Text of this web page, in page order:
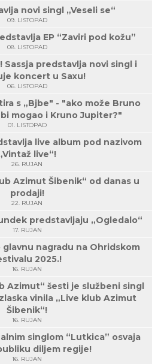
novi singl „Veseli se“
09. LISTOPAD
EP “Zaviri pod kožu”
08. LISTOPAD
Sassja predstavlja novi singl i
koncert u Saxu!
06. LISTOPAD
s „Bjbe" - "ako može Bruno
mogao i Kruno Jupiter?"
01. LISTOPAD
live album pod nazivom
live“!
26. RUJAN
Azimut Šibenik“ od danas u
prodaji!
22. RUJAN
predstavljaju „Ogledalo“
17. RUJAN
nagradu na Ohridskom
2025.!
16. RUJAN
Azimut“ šesti je službeni singl
vinila „Live klub Azimut
Šibenik“!
16. RUJAN
singlom “Lutkica” osvaja
diljem regije!
16. RUJAN